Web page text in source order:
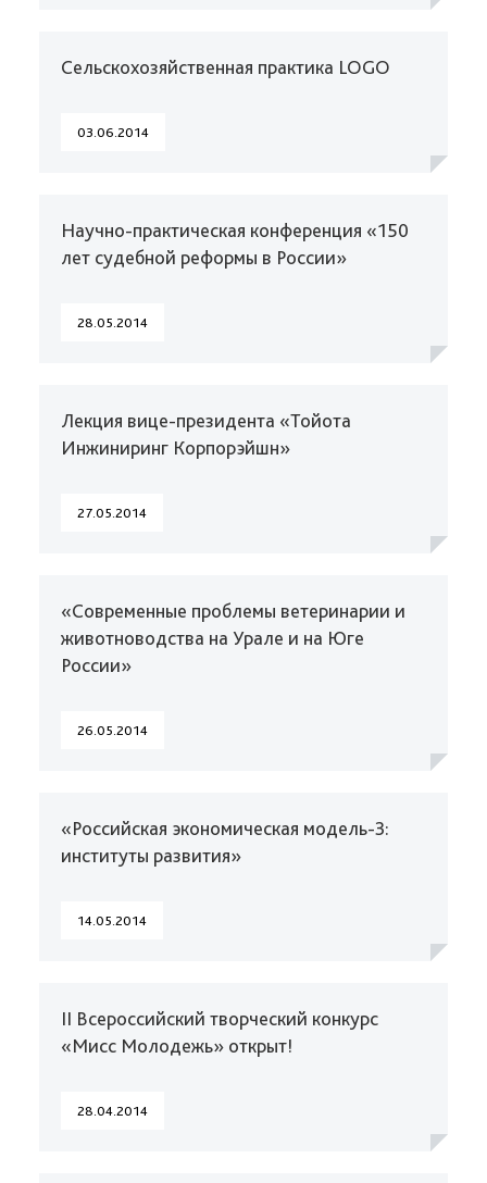
Сельскохозяйственная практика LOGO
03.06.2014
Научно-практическая конференция «150
лет судебной реформы в России»
28.05.2014
Лекция вице-президента «Тойота
Инжиниринг Корпорэйшн»
27.05.2014
«Современные проблемы ветеринарии и
животноводства на Урале и на Юге
России»
26.05.2014
«Российская экономическая модель-3:
институты развития»
14.05.2014
II Всероссийский творческий конкурс
«Мисс Молодежь» открыт!
28.04.2014